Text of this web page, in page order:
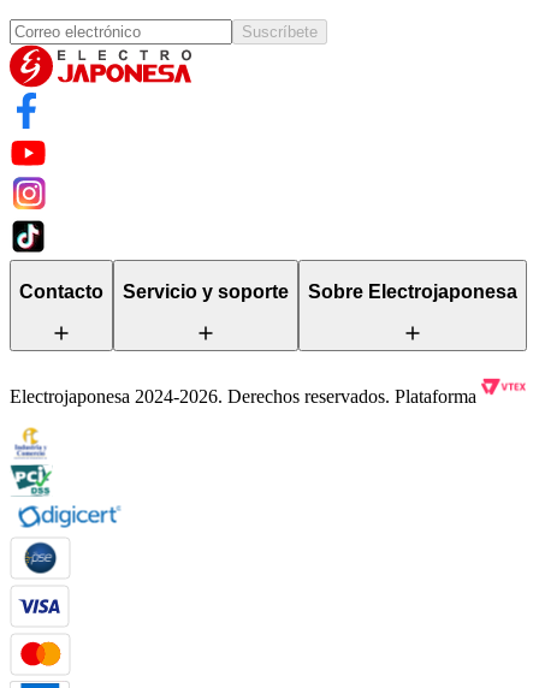
Suscríbete
Contacto Servicio y soporte Sobre Electrojaponesa
Electrojaponesa 2024-2026. Derechos reservados. Plataforma